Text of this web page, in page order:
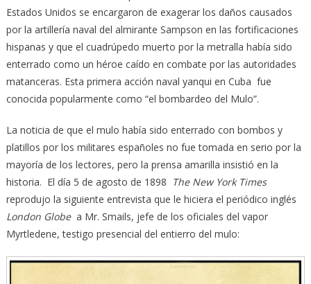
Estados Unidos se encargaron de exagerar los daños causados
por la artillería naval del almirante Sampson en las fortificaciones
hispanas y que el cuadrúpedo muerto por la metralla había sido
enterrado como un héroe caído en combate por las autoridades
matanceras. Esta primera acción naval yanqui en Cuba fue
conocida popularmente como “el bombardeo del Mulo”.
La noticia de que el mulo había sido enterrado con bombos y
platillos por los militares españoles no fue tomada en serio por la
mayoría de los lectores, pero la prensa amarilla insistió en la
historia. El día 5 de agosto de 1898 The New York Times
reprodujo la siguiente entrevista que le hiciera el periódico inglés
London Globe a Mr. Smails, jefe de los oficiales del vapor
Myrtledene, testigo presencial del entierro del mulo: